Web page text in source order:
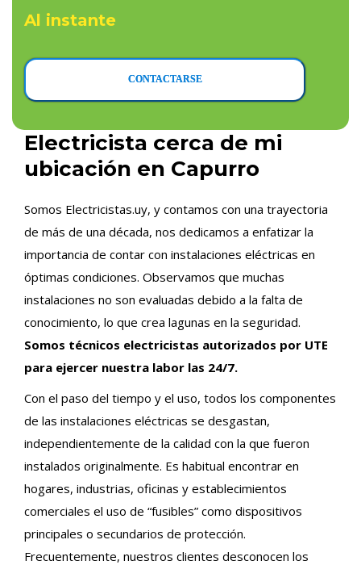
Al instante
CONTACTARSE
Electricista cerca de mi
ubicación en Capurro
Somos Electricistas.uy, y contamos con una trayectoria
de más de una década, nos dedicamos a enfatizar la
importancia de contar con instalaciones eléctricas en
óptimas condiciones. Observamos que muchas
instalaciones no son evaluadas debido a la falta de
conocimiento, lo que crea lagunas en la seguridad.
Somos técnicos electricistas autorizados por UTE
para ejercer nuestra labor las 24/7.
Con el paso del tiempo y el uso, todos los componentes
de las instalaciones eléctricas se desgastan,
independientemente de la calidad con la que fueron
instalados originalmente. Es habitual encontrar en
hogares, industrias, oficinas y establecimientos
comerciales el uso de “fusibles” como dispositivos
principales o secundarios de protección.
Frecuentemente, nuestros clientes desconocen los